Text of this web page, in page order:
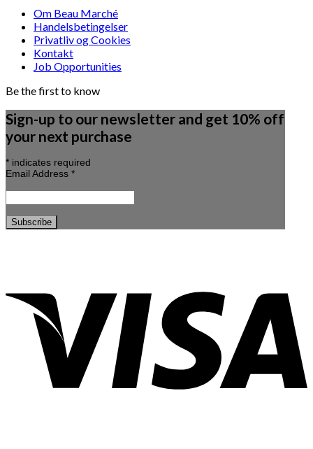
Om Beau Marché
Handelsbetingelser
Privatliv og Cookies
Kontakt
Job Opportunities
Be the first to know
Sign-up to our newsletter and get 10% off
your next purchase
* indicates required
Email Address *